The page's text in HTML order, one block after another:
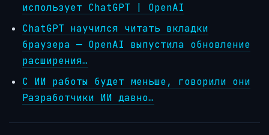
использует ChatGPT | OpenAI
ChatGPT научился читать вкладки
браузера — OpenAI выпустила обновление
расширения…
С ИИ работы будет меньше, говорили они
Разработчики ИИ давно…